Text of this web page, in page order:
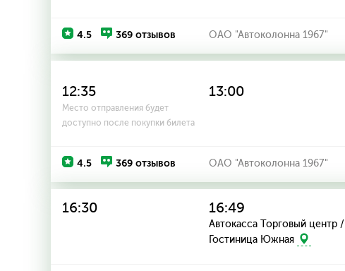
4.5 369 отзывов ОАО "Автоколонна 1967"
12:35
Место отправления будет
доступно после покупки билета
13:00
4.5 369 отзывов ОАО "Автоколонна 1967"
16:30 16:49
Автокасса Торговый центр /
Гостиница Южная